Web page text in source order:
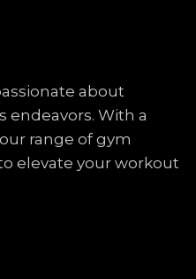
about
endeavors. With a
range of gym
elevate your workout